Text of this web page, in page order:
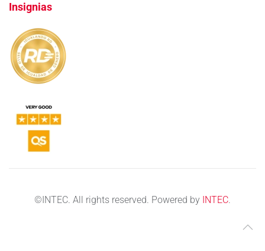
Insignias
© INTEC. All rights reserved. Powered by INTEC.